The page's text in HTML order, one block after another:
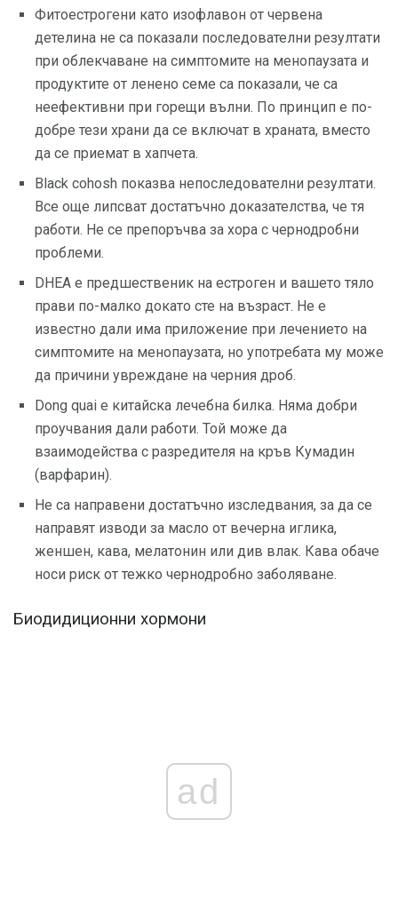
Фитоестрогени като изофлавон от червена
детелина не са показали последователни резултати
при облекчаване на симптомите на менопаузата и
продуктите от ленено семе са показали, че са
неефективни при горещи вълни. По принцип е по-
добре тези храни да се включат в храната, вместо
да се приемат в хапчета.
Black cohosh показва непоследователни резултати.
Все още липсват достатъчно доказателства, че тя
работи. Не се препоръчва за хора с чернодробни
проблеми.
DHEA е предшественик на естроген и вашето тяло
прави по-малко докато сте на възраст. Не е
известно дали има приложение при лечението на
симптомите на менопаузата, но употребата му може
да причини увреждане на черния дроб.
Dong quai е китайска лечебна билка. Няма добри
проучвания дали работи. Той може да
взаимодейства с разредителя на кръв Кумадин
(варфарин).
Не са направени достатъчно изследвания, за да се
направят изводи за масло от вечерна иглика,
женшен, кава, мелатонин или див влак. Кава обаче
носи риск от тежко чернодробно заболяване.
Биодидиционни хормони
ad